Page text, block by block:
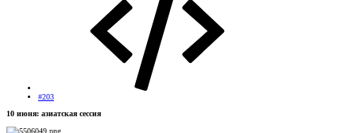
#203
10 июня: азиатская сессия